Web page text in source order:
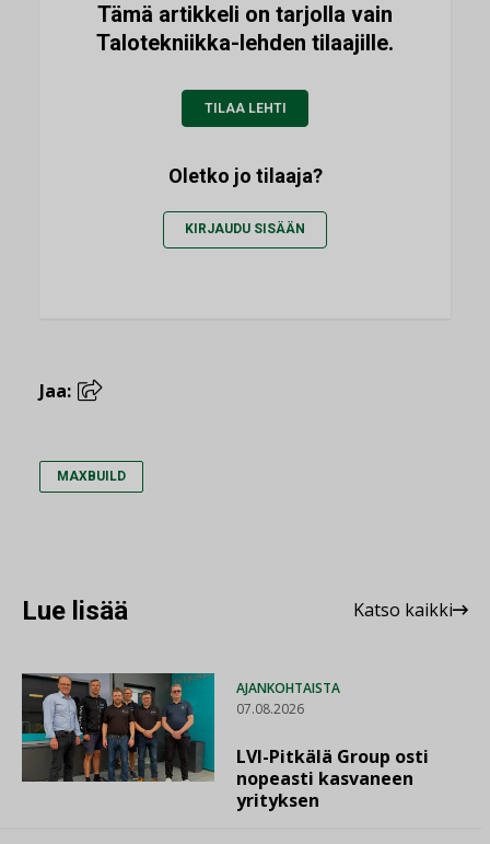
Tämä artikkeli on tarjolla vain
Talotekniikka-lehden tilaajille.
TILAA LEHTI
Oletko jo tilaaja?
KIRJAUDU SISÄÄN
Jaa:
MAXBUILD
Lue lisää Katso kaikki
AJANKOHTAISTA
07.08.2026
LVI-Pitkälä Group osti
nopeasti kasvaneen
yrityksen